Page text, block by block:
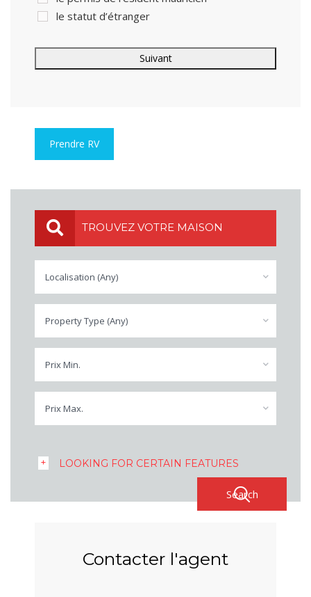
le statut d’étranger
Prendre RV
TROUVEZ VOTRE MAISON
Localisation (Any)
Property Type (Any)
Prix Min.
Prix Max.
LOOKING FOR CERTAIN FEATURES
Contacter l'agent